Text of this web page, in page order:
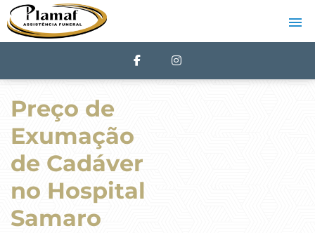
Preço de
Exumação
de Cadáver
no Hospital
Samaro